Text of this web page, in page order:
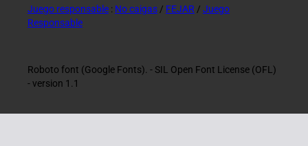
Juego responsable : No caigas / FEJAR / Juego
Responsable
Roboto font (Google Fonts). - SIL Open Font License (OFL)
- version 1.1